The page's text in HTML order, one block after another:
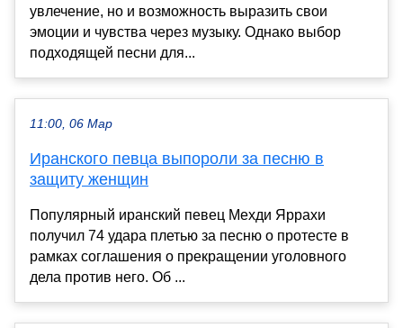
увлечение, но и возможность выразить свои
эмоции и чувства через музыку. Однако выбор
подходящей песни для...
11:00, 06 Мар
Иранского певца выпороли за песню в
защиту женщин
Популярный иранский певец Мехди Яррахи
получил 74 удара плетью за песню о протесте в
рамках соглашения о прекращении уголовного
дела против него. Об ...